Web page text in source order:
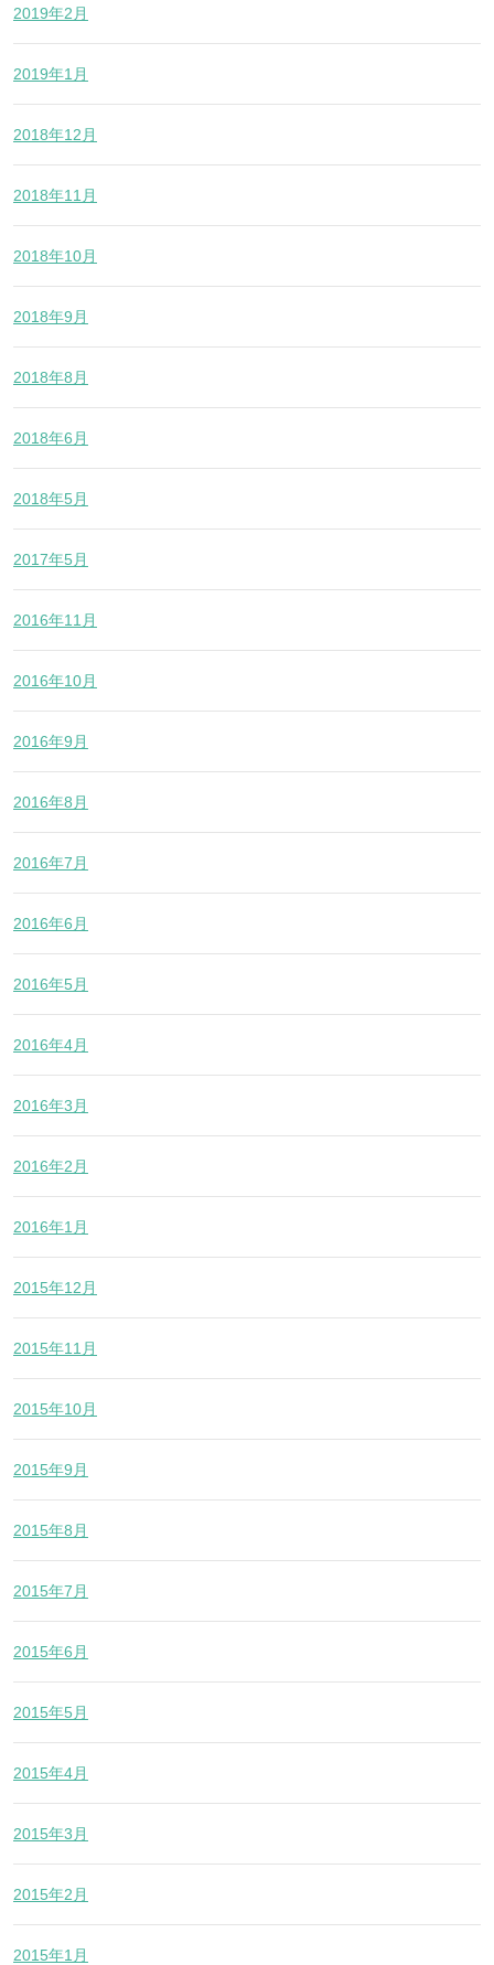
2019年2月
2019年1月
2018年12月
2018年11月
2018年10月
2018年9月
2018年8月
2018年6月
2018年5月
2017年5月
2016年11月
2016年10月
2016年9月
2016年8月
2016年7月
2016年6月
2016年5月
2016年4月
2016年3月
2016年2月
2016年1月
2015年12月
2015年11月
2015年10月
2015年9月
2015年8月
2015年7月
2015年6月
2015年5月
2015年4月
2015年3月
2015年2月
2015年1月